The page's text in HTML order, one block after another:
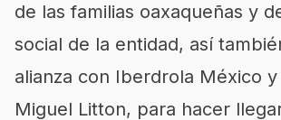
de las familias oaxaqueñas y
social de la entidad, así
alianza con Iberdrola México y
Miguel Litton, para hacer